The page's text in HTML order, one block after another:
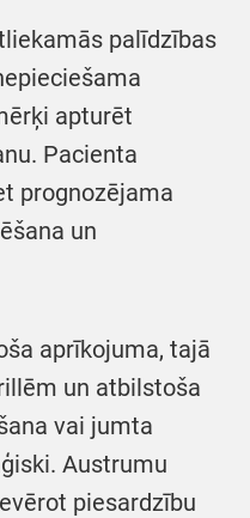
palīdzības
apturēt
Pacienta
prognozējama
un
aprīkojuma, tajā
un atbilstoša
vai jumta
Austrumu
piesardzību